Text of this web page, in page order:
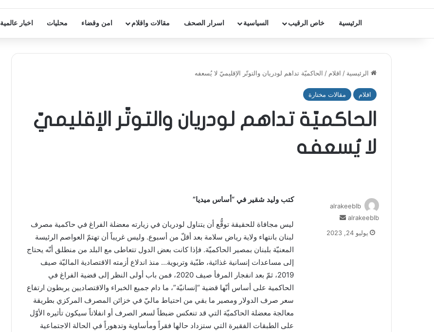
الرئيسية خاص الرقيب السياسية اسرار الصحف مقالات واقلام امن وقضاء محليات اخبار عالمية
الرئيسية / اقلام / الحاكميّة تداهم لودريان والتوتّر الإقليميّ لا يُسعفه
اقلام مقالات مختارة
الحاكميّة تداهم لودريان والتوتّر الإقليميّ
لا يُسعفه
كتب وليد شقير في “أساس ميديا”
ليس مجافاة للحقيقة توقُّع أن يتناول لودريان في زيارته معضلة الفراغ في حاكمية مصرف
لبنان بانتهاء ولاية رياض سلامة بعد أقلّ من أسبوع. وليس غريباً أن تهتمّ العواصم الرئيسة
المعنيّة بلبنان بمصير الحاكميّة. فإذا كانت بعض الدول تتعاطى مع البلد من منطلق أنّه يحتاج
إلى مساعدات إنسانية غذائية، طبّية وتربوية… منذ اندلاع أزمته الاقتصادية الماليّة صيف
2019، ثمّ بعد انفجار المرفأ صيف 2020، فمن باب أولى النظر إلى قضية الفراغ في
الحاكمية على أساس أنّها قضية “إنسانيّة”، ما دام جميع الخبراء والاقتصاديين يربطون ارتفاع
سعر صرف الدولار ومصير ما بقي من احتياط ماليّ في خزائن المصرف المركزي بطريقة
معالجة معضلة الحاكميّة التي قد تنعكس ضبطاً لسعر الصرف أو انفلاتاً سيكون تأثيره الأوّل
على الطبقات الفقيرة التي ستزداد حالها فقراً ومأساوية وتدهوراً في الحالة الاجتماعية
alrakeeblb
alrakeeblb
يوليو 24, 2023